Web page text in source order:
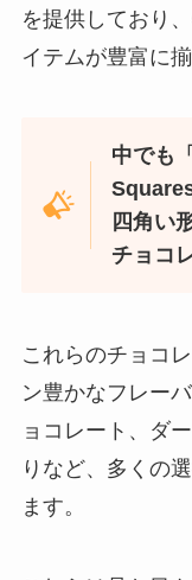
を提供しており
イテムが豊富に
中でも
四角い
チョコ
これらのチョコ
ン豊かなフレー
ョコレート、ダ
りなど、多くの
ます。